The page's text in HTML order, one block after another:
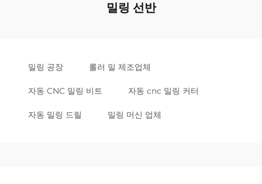
밀링 선반
밀링 공장 롤러 밀 제조업체
자동 CNC 밀링 비트 자동 cnc 밀링 커터
자동 밀링 드릴 밀링 머신 업체